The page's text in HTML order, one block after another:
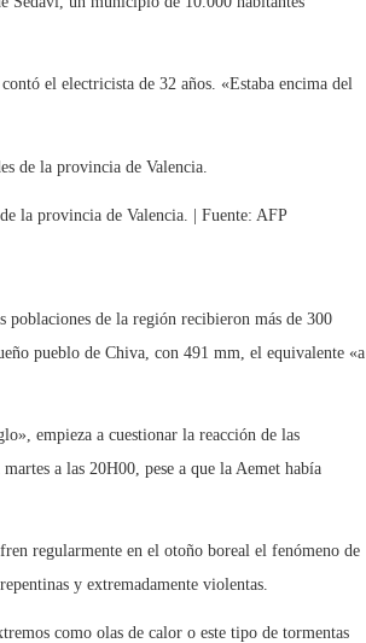
el electricista de 32 años. «Estaba encima del
la provincia de Valencia. | Fuente: AFP
poblaciones de la región recibieron más de 300
pueblo de Chiva, con 491 mm, el equivalente «a
empieza a cuestionar la reacción de las
a las 20H00, pese a que la Aemet había
regularmente en el otoño boreal el fenómeno de
y extremadamente violentas.
como olas de calor o este tipo de tormentas